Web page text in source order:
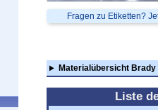
Fragen zu Etiketten?
Materialübersicht
Liste